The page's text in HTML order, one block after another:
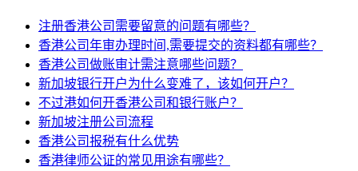
注册香港公司需要留意的问题有哪些？
香港公司年审办理时间,需要提交的资料都有哪些？
香港公司做账审计需注意哪些问题？
新加坡银行开户为什么变难了，该如何开户？
不过港如何开香港公司和银行账户？
新加坡注册公司流程
香港公司报税有什么优势
香港律师公证的常见用途有哪些？